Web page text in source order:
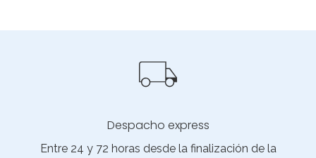
Despacho express
Entre 24 y 72 horas desde la finalización de la